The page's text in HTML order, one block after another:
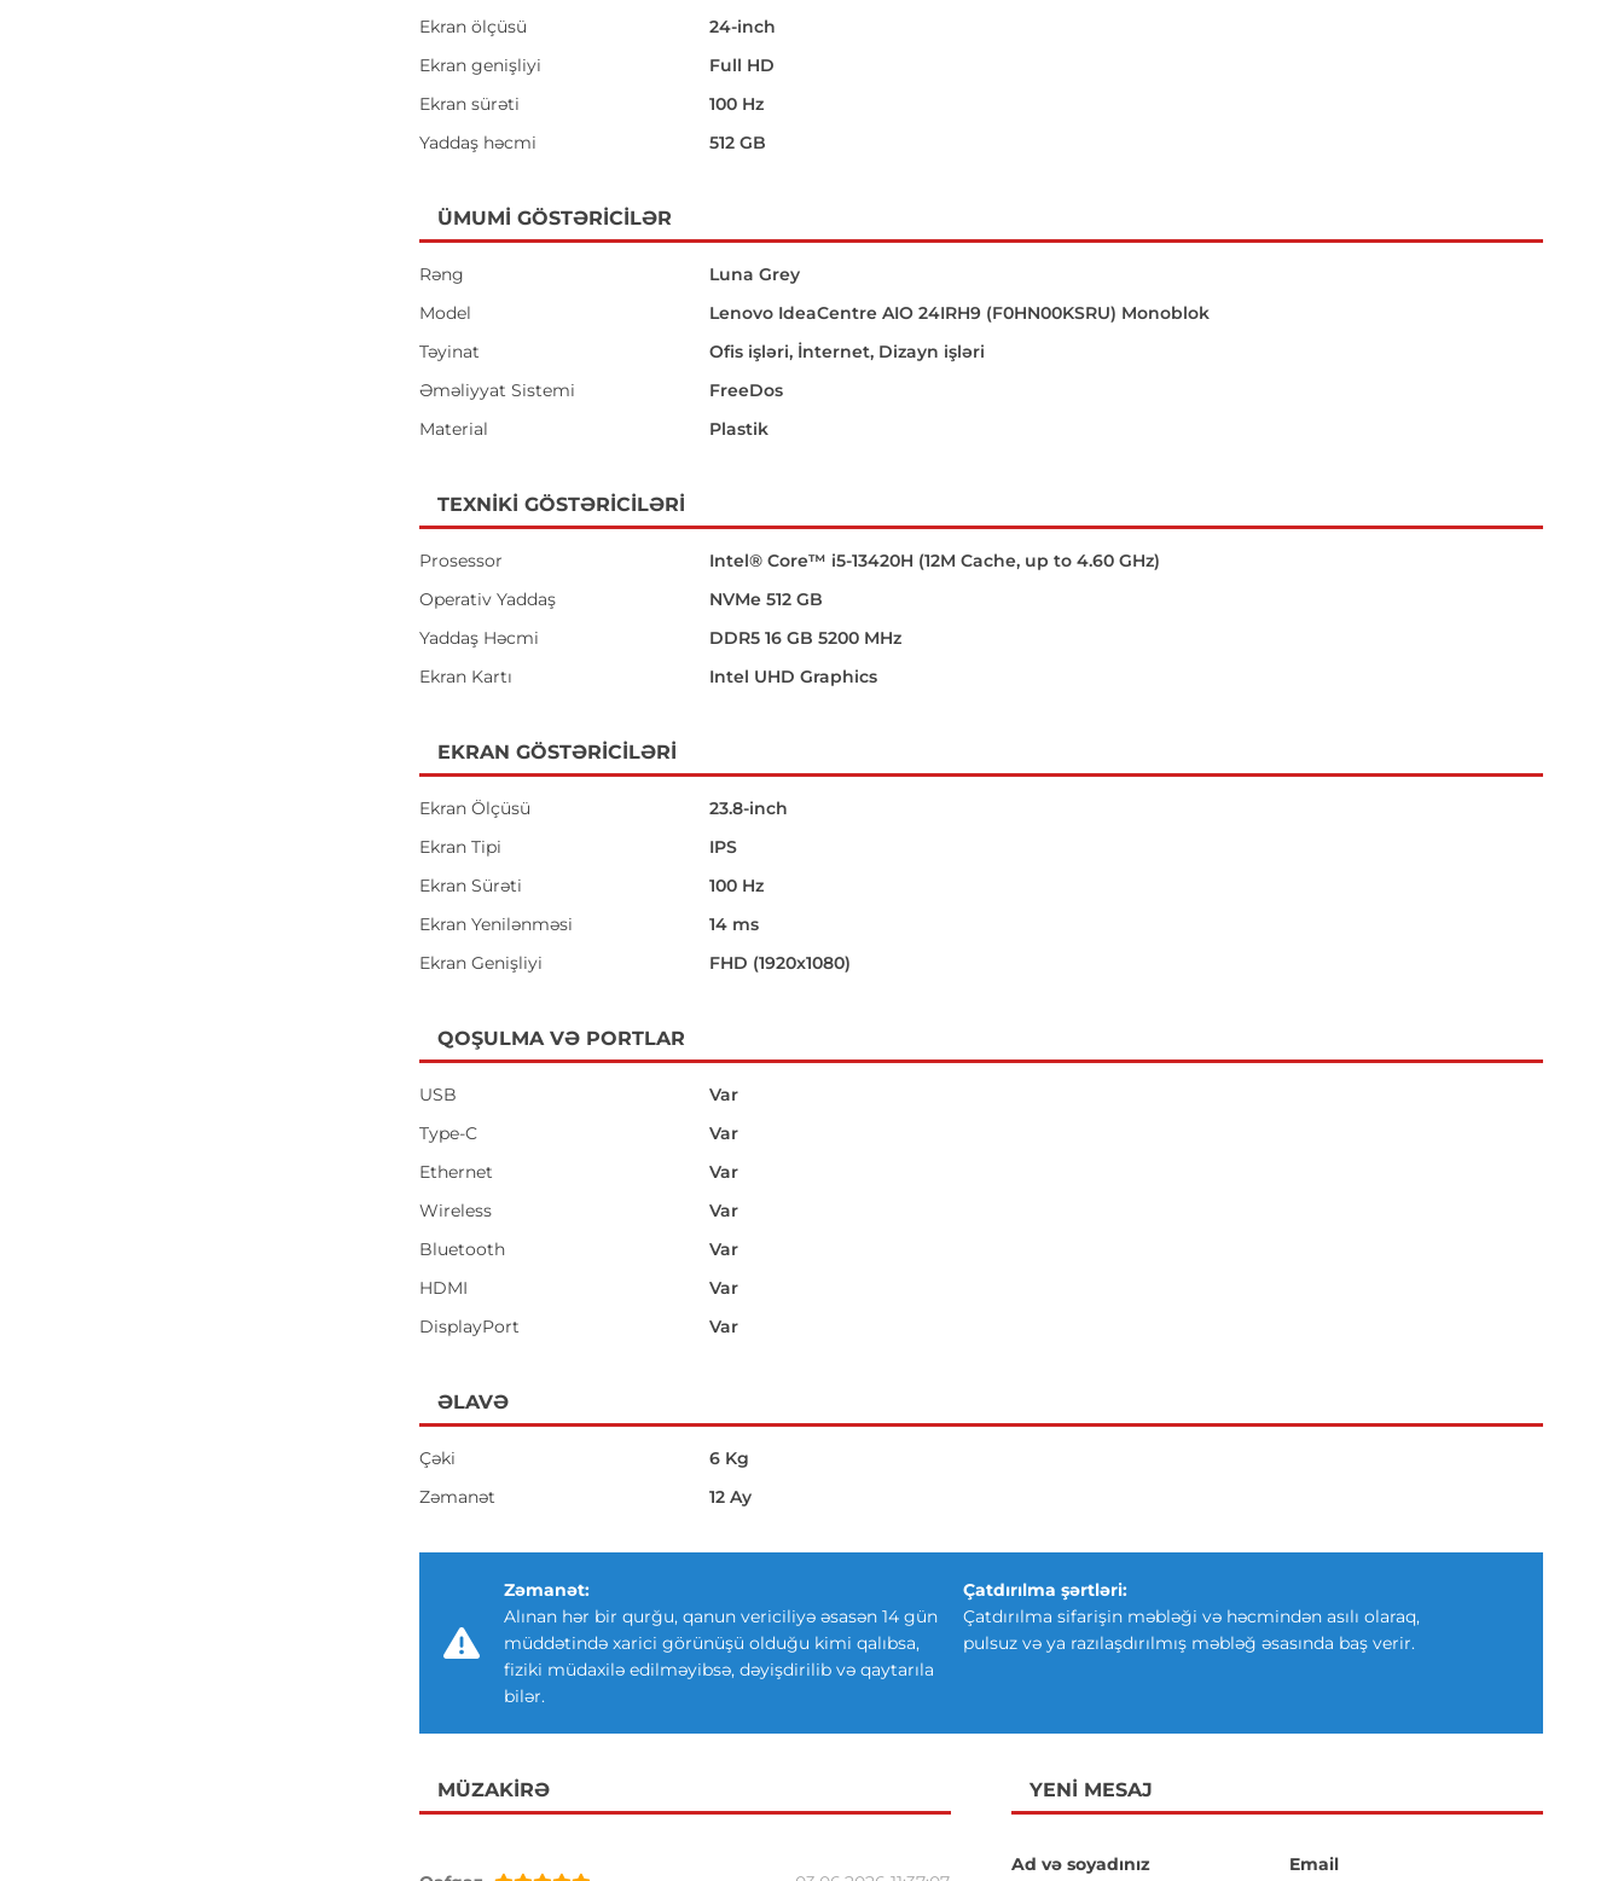
Ekran ölçüsü
24-inch
Ekran genişliyi
Full HD
Ekran sürəti
100 Hz
Yaddaş həcmi
512 GB
ÜMUMI GÖSTƏRICILƏR
Rəng
Luna Grey
Model
Lenovo IdeaCentre AIO 24IRH9 (F0HN00KSRU) Monoblok
Təyinat
Ofis işləri, İnternet, Dizayn işləri
Əməliyyat Sistemi
FreeDos
Material
Plastik
TEXNIKI GÖSTƏRICILƏRI
Prosessor
Intel® Core™ i5-13420H (12M Cache, up to 4.60 GHz)
Operativ Yaddaş
NVMe 512 GB
Yaddaş Həcmi
DDR5 16 GB 5200 MHz
Ekran Kartı
Intel UHD Graphics
EKRAN GÖSTƏRICILƏRI
Ekran Ölçüsü
23.8-inch
Ekran Tipi
IPS
Ekran Sürəti
100 Hz
Ekran Yenilənməsi
14 ms
Ekran Genişliyi
FHD (1920x1080)
QOŞULMA VƏ PORTLAR
USB
Var
Type-C
Var
Ethernet
Var
Wireless
Var
Bluetooth
Var
HDMI
Var
DisplayPort
Var
ƏLAVƏ
Çəki
6 Kg
Zəmanət
12 Ay
Zəmanət:
Alınan hər bir qurğu, qanun vericiliyə əsasən 14 gün
müddətində xarici görünüşü olduğu kimi qalıbsa,
fiziki müdaxilə edilməyibsə, dəyişdirilib və qaytarıla
bilər.
Çatdırılma şərtləri:
Çatdırılma sifarişin məbləği və həcmindən asılı olaraq,
pulsuz və ya razılaşdırılmış məbləğ əsasında baş verir.
MÜZAKIRƏ YENI MESAJ
Ad və soyadınız Email